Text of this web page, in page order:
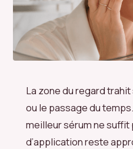
La zone du regard
ou le passage du
meilleur sérum ne suffit
d’application reste